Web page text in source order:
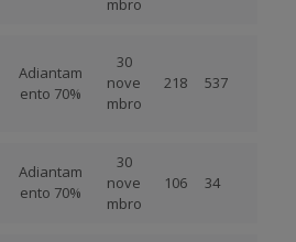
mbro
Adiantam
ento 70%
30
nove
mbro
218 537
Adiantam
ento 70%
30
nove
mbro
106 34